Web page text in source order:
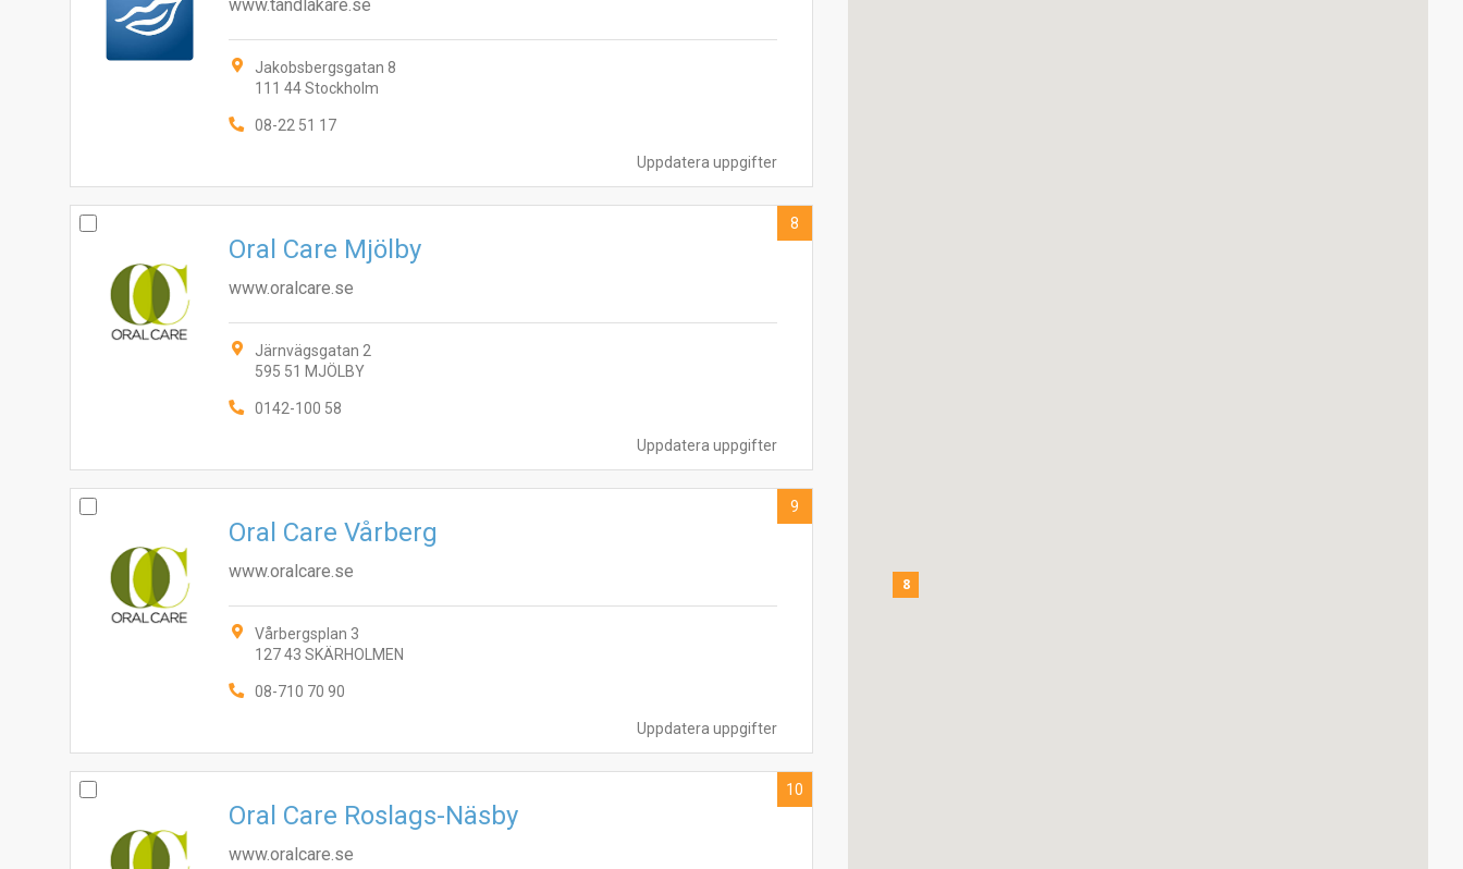
Uppdatera uppgifter
www.tandlakare.se
Jakobsbergsgatan 8
111 44 Stockholm
08-22 51 17
Uppdatera uppgifter
Oral Care Mjölby
www.oralcare.se
Järnvägsgatan 2
595 51 MJÖLBY
0142-100 58
8
Uppdatera uppgifter
Oral Care Vårberg
www.oralcare.se
Vårbergsplan 3
127 43 SKÄRHOLMEN
08-710 70 90
9
Oral Care Roslags-Näsby
www.oralcare.se
10
8